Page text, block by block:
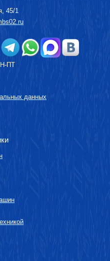
45/1
ПТ
данных